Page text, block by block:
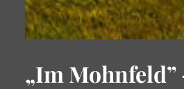
„Im Mohnfeld”